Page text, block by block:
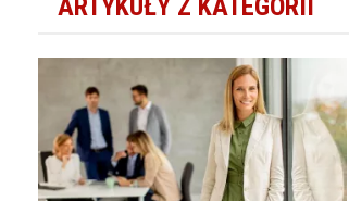
ARTYKUŁY Z KATEGORII